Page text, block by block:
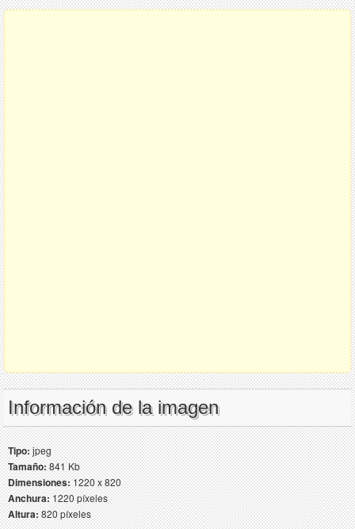
Información de la imagen
Tipo:jpeg
Tamaño:841 Kb
Dimensiones:1220 x 820
Anchura:1220 píxeles
Altura:820 píxeles